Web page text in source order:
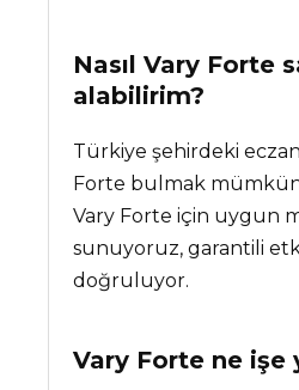
Nasıl Vary Forte
alabilirim?
Türkiye şehirdeki
Forte bulmak
Vary Forte için uygun
sunuyoruz, garantili
doğruluyor.
Vary Forte ne işe